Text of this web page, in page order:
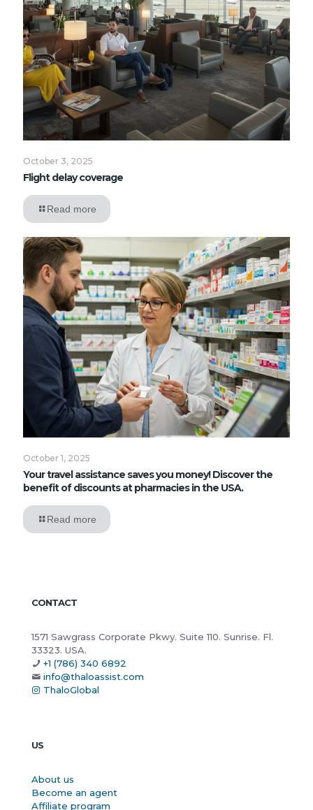
October 3, 2025
Flight delay coverage
Read more
October 1, 2025
Your travel assistance saves you money! Discover the
benefit of discounts at pharmacies in the USA.
Read more
CONTACT
1571 Sawgrass Corporate Pkwy. Suite 110. Sunrise. Fl.
33323. USA.
+1 (786) 340 6892
info@thaloassist.com
ThaloGlobal
US
About us
Become an agent
Affiliate program